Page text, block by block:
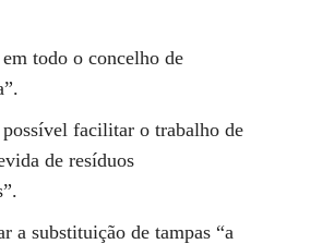
todo o concelho de
facilitar o trabalho de
de resíduos
a substituição de tampas “a